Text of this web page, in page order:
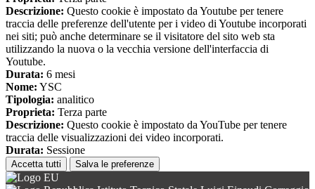
Descrizione: Questo cookie è impostato da Youtube per tenere
traccia delle preferenze dell'utente per i video di Youtube incorporati
nei siti; può anche determinare se il visitatore del sito web sta
utilizzando la nuova o la vecchia versione dell'interfaccia di
Youtube.
Durata: 6 mesi
Nome: YSC
Tipologia: analitico
Proprieta: Terza parte
Descrizione: Questo cookie è impostato da YouTube per tenere
traccia delle visualizzazioni dei video incorporati.
Durata: Sessione
Accetta tutti Salva le preferenze